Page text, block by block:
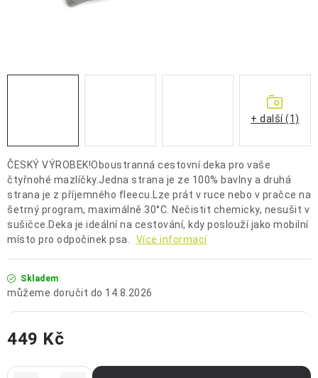
KONTAKTY
ZNAČKY
Jak nakupovat Obchodní podmínky
Reklamační řád
Podmínky ochrany osobních údajů
Doprava a platba
ČESKÝ VÝROBEK!Oboustranná cestovní deka pro vaše
čtyřnohé mazlíčky.Jedna strana je ze 100% bavlny a druhá
strana je z příjemného fleecu.Lze prát v ruce nebo v pračce na
šetrný program, maximálně 30°C. Nečistit chemicky, nesušit v
sušičce.Deka je ideální na cestování, kdy poslouží jako mobilní
místo pro odpočinek psa.
Více informací
Skladem
14.8.2026
449 Kč
+ další (1)